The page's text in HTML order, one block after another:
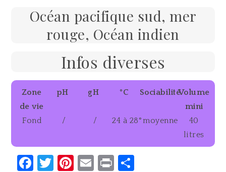
Océan pacifique sud, mer
rouge, Océan indien
Infos diverses
Zone
de vie
pH gH °C SociabilitéVolume
mini
Fond
/ / 24 à 28°moyenne
40
litres
Facebook
Twitter
Pinterest
Email
Print